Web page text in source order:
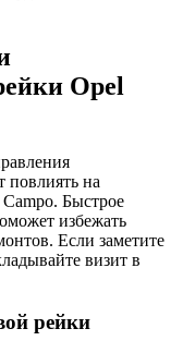
Opel
повлиять на
Быстрое
избежать
Если заметите
визит в
рейки